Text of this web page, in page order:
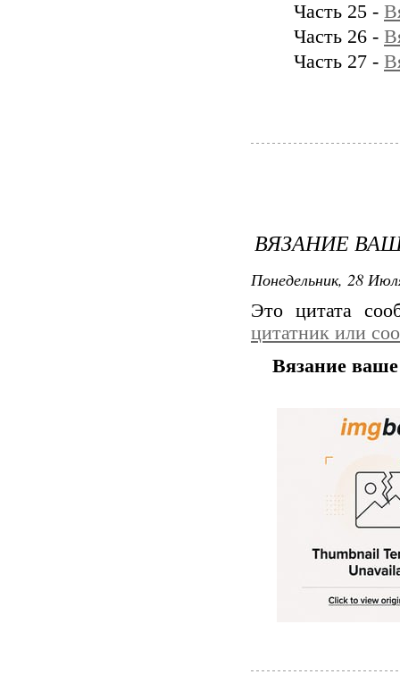
Часть 25 -
Часть 26 -
Часть 27 -
ВЯЗАНИЕ
Понедельник, 28
Это цитата
цитатник или
Вязание